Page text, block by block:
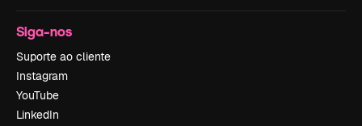
Siga-nos
Suporte ao cliente
Instagram
YouTube
LinkedIn